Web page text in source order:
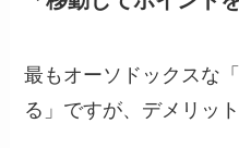
最もオーソドックスな
る」ですが、デメリッ